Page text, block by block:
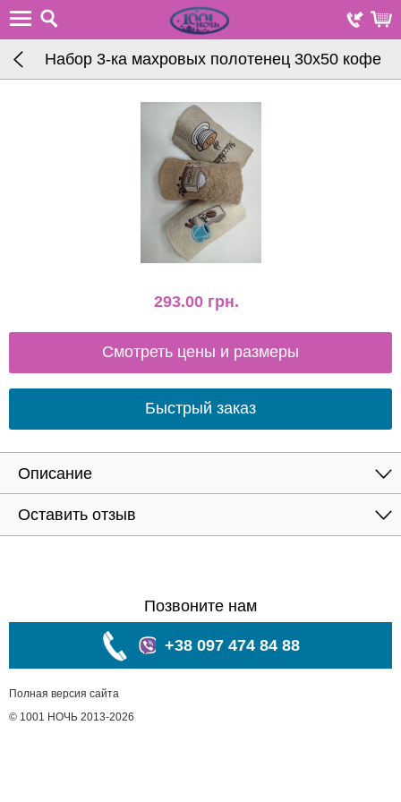
Набор 3-ка махровых полотенец 30х50 кофе
293.00 грн.
Смотреть цены и размеры
Быстрый заказ
Описание
Оставить отзыв
Позвоните нам
+38 097 474 84 88
Полная версия сайта
© 1001 НОЧЬ 2013-2026